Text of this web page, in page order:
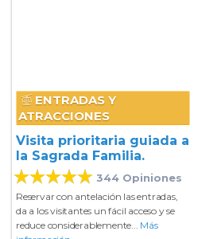
ENTRADAS Y
ATRACCIONES
Visita prioritaria guiada a
la Sagrada Familia.
344 Opiniones
Reservar con antelación las entradas,
da a los visitantes un fácil acceso y se
reduce considerablemente... Más